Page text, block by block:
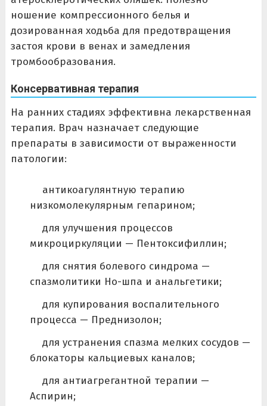
ношение компрессионного белья и
дозированная ходьба для предотвращения
застоя крови в венах и замедления
тромбообразования.
Консервативная терапия
На ранних стадиях эффективна лекарственная
терапия. Врач назначает следующие
препараты в зависимости от выраженности
патологии:
антикоагулянтную терапию
низкомолекулярным гепарином;
для улучшения процессов
микроциркуляции — Пентоксифиллин;
для снятия болевого синдрома —
спазмолитики Но-шпа и анальгетики;
для купирования воспалительного
процесса — Преднизолон;
для устранения спазма мелких сосудов —
блокаторы кальциевых каналов;
для антиагрегантной терапии —
Аспирин;